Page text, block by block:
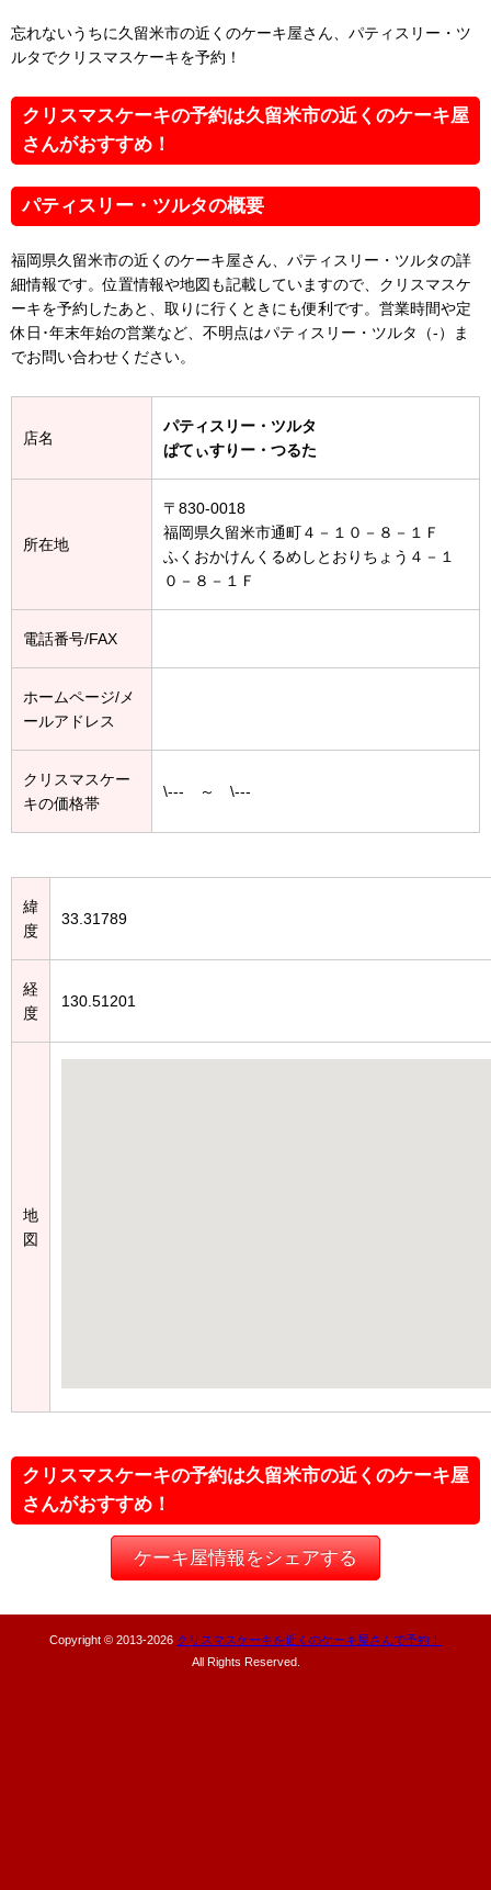
忘れないうちに久留米市の近くのケーキ屋さん、パティスリー・ツ
ルタでクリスマスケーキを予約！
クリスマスケーキの予約は久留米市の近くのケーキ屋
さんがおすすめ！
パティスリー・ツルタの概要
福岡県久留米市の近くのケーキ屋さん、パティスリー・ツルタの詳
細情報です。位置情報や地図も記載していますので、クリスマスケ
ーキを予約したあと、取りに行くときにも便利です。営業時間や定
休日･年末年始の営業など、不明点はパティスリー・ツルタ（-）ま
でお問い合わせください。
店名
パティスリー・ツルタ
ぱてぃすりー・つるた
所在地
〒830-0018
福岡県久留米市通町４－１０－８－１Ｆ
ふくおかけんくるめしとおりちょう４－１
０－８－１Ｆ
電話番号/FAX
ホームページ/メ
ールアドレス
クリスマスケー
キの価格帯
\--- ～ \---
緯
度
33.31789
経
度
130.51201
地
図
クリスマスケーキの予約は久留米市の近くのケーキ屋
さんがおすすめ！
ケーキ屋情報をシェアする
Copyright © 2013-2026 クリスマスケーキを近くのケーキ屋さんで予約！
All Rights Reserved.